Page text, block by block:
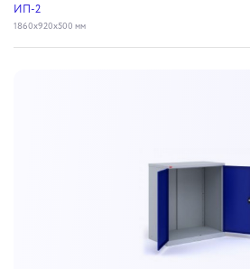
ИП-2
1860х920х500 мм